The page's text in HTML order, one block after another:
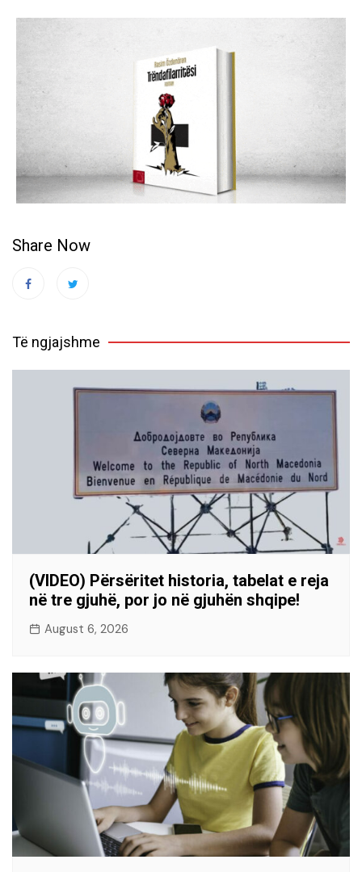
Share Now
Të ngjajshme
(VIDEO) Përsëritet historia, tabelat e reja
në tre gjuhë, por jo në gjuhën shqipe!
August 6, 2026